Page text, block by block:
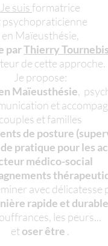
Je suis formatrice
psychopraticienne
en Maïeusthésie,
parThierry
de cette approche.
Je propose:
Maïeusthésie,
et
couples et familles
de posture
pratique pour les
médico-social
avec délicatesse
rapide et durable
les peurs...
etoser être .